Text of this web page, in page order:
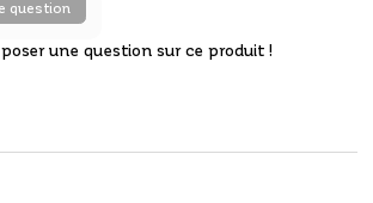
question
une question sur ce produit !